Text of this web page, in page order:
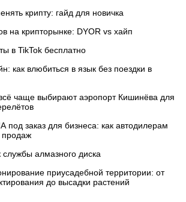
крипту: гайд для новичка
на крипторынке: DYOR vs хайп
в TikTok бесплатно
как влюбиться в язык без поездки в
чаще выбирают аэропорт Кишинёва для
заказ для бизнеса: как автодилерам
продаж
службы алмазного диска
приусадебной территории: от
до высадки растений